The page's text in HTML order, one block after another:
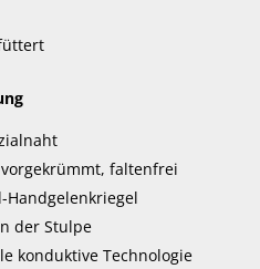
faltenfrei
der Stulpe
konduktive Technologie